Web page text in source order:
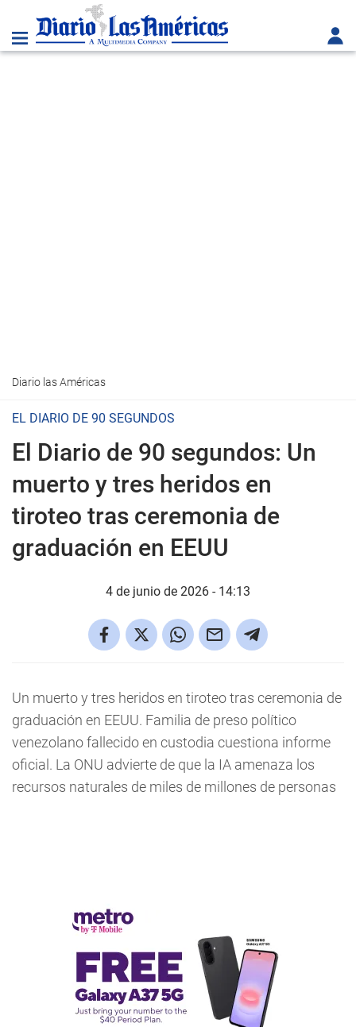
Diario las Américas
EL DIARIO DE 90 SEGUNDOS
El Diario de 90 segundos: Un
muerto y tres heridos en
tiroteo tras ceremonia de
graduación en EEUU
4 de junio de 2026 - 14:13
Un muerto y tres heridos en tiroteo tras ceremonia de
graduación en EEUU. Familia de preso político
venezolano fallecido en custodia cuestiona informe
oficial. La ONU advierte de que la IA amenaza los
recursos naturales de miles de millones de personas